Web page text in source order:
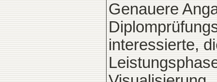
Genauere
interessierte,